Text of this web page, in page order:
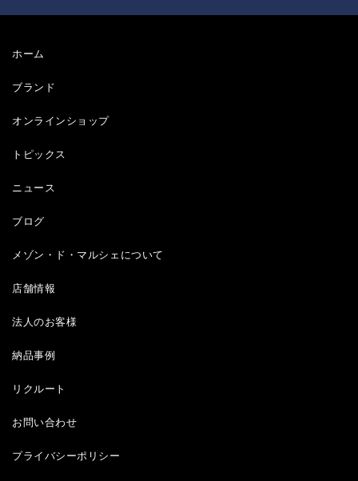
ホーム
ブランド
オンラインショップ
トピックス
ニュース
ブログ
メゾン・ド・マルシェについて
店舗情報
法人のお客様
納品事例
リクルート
お問い合わせ
プライバシーポリシー